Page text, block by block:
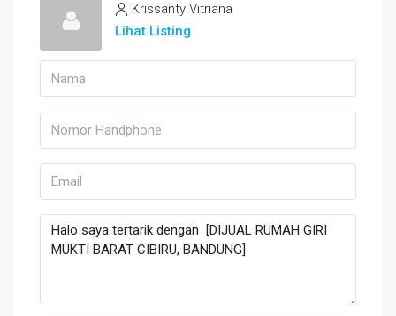
Krissanty Vitriana
Lihat Listing